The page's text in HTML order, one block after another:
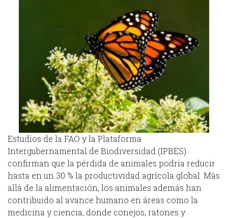
Estudios de la FAO y la Plataforma
Intergubernamental de Biodiversidad (IPBES)
confirman que la pérdida de animales podría reducir
hasta en un 30 % la productividad agrícola global. Más
allá de la alimentación, los animales además han
contribuido al avance humano en áreas como la
medicina y ciencia, donde conejos, ratones y